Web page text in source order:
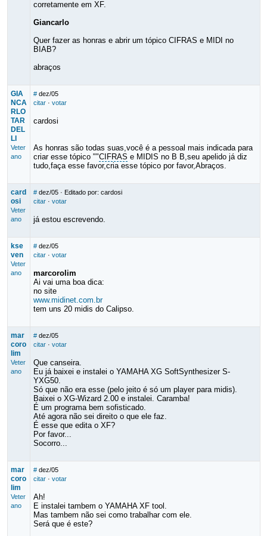
corretamente em XF.
Giancarlo
Quer fazer as honras e abrir um tópico CIFRAS e MIDI no
BIAB?
abraços
GIA
NCA
RLO
TAR
DEL
LI
Veter
ano
# dez/05
citar· votar
cardosi
As honras são todas suas,você é a pessoal mais indicada para
criar esse tópico ""CIFRAS e MIDIS no B B,seu apelido já diz
tudo,faça esse favor,cria esse tópico por favor,Abraços.
card
osi
Veter
ano
# dez/05· Editado por: cardosi
citar· votar
já estou escrevendo.
kse
ven
Veter
ano
# dez/05
citar· votar
marcorolim
Ai vai uma boa dica:
no site
www.midinet.com.br
tem uns 20 midis do Calipso.
mar
coro
lim
Veter
ano
# dez/05
citar· votar
Que canseira.
Eu já baixei e instalei o YAMAHA XG SoftSynthesizer S-
YXG50.
Só que não era esse (pelo jeito é só um player para midis).
Baixei o XG-Wizard 2.00 e instalei. Caramba!
É um programa bem sofisticado.
Até agora não sei direito o que ele faz.
É esse que edita o XF?
Por favor...
Socorro...
mar
coro
lim
Veter
ano
# dez/05
citar· votar
Ah!
E instalei tambem o YAMAHA XF tool.
Mas tambem não sei como trabalhar com ele.
Será que é este?